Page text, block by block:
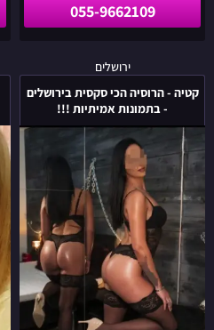
055-9662109
ירושלים
קטיה - הרוסיה הכי סקסית בירושלים
- בתמונות אמיתיות !!!
קטיה
-
הרוסיה
הכי
סקסית
בירושלים
-
בתמונות
אמיתיות
!!!